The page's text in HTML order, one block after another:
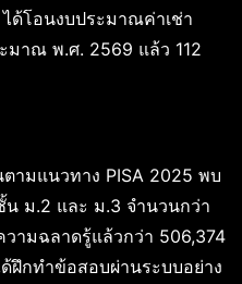
ด้โอนงบประมาณค่าเช่า
มาณ พ.ศ. 2569 แล้ว 112
ามแนวทาง PISA 2025 พบ
น ม.2 และ ม.3 จำนวนกว่า
ามฉลาดรู้แล้วกว่า 506,374
ฝึกทำข้อสอบผ่านระบบอย่าง